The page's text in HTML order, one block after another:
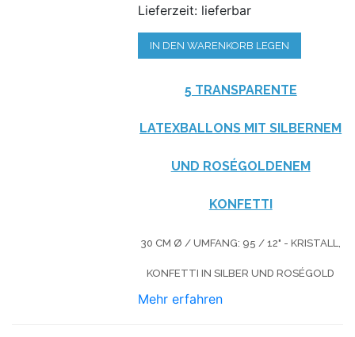
Lieferzeit: lieferbar
IN DEN WARENKORB LEGEN
5 TRANSPARENTE
LATEXBALLONS MIT SILBERNEM
UND ROSÉGOLDENEM
KONFETTI
30 CM Ø / UMFANG: 95 / 12" - KRISTALL,
KONFETTI IN SILBER UND ROSÉGOLD
Mehr erfahren